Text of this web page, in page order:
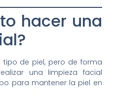
hacer una
tipo de piel, pero de forma
una limpieza facial
para mantener la piel en